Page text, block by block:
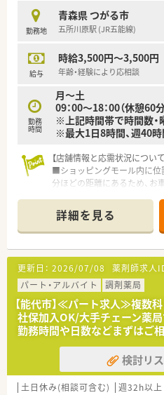
勤務地
青森県 つがる市
五所川原駅 (JR五能線)
給与
時給3,500円～3,500円
年齢・経験により応相談
勤務
時間
月～土
09：00～18：00（休憩60分
※上記時間帯で時間数・
※最大1日8時間、週40
【店舗情報と応需状況について
■ショッピングモール内に位
分ほどの距離にあるため、
■処方箋は1日平均15枚ほど
め、多種多様な医療機関から
■広域からの処方箋を受け付
も非常に多く、薬剤師とし
す。
【法人特徴について】
■ショッピングモールを地域
を核としながら健康をトー
ます。
■衣食住の「住」におけるヘ
要課題とし、地域ニーズを
■パート社員であっても、社
など、大手企業ならではの手
詳細を見る
更新日： 2026/07/08 薬剤師求人
パート・アルバイト
調剤薬局
【能代市】≪パート求人≫複数
社保加入OK/大手チェーン薬
勤務時間や日数などまずはご
検討リ
土日休み(相談可含む) 週32h以上